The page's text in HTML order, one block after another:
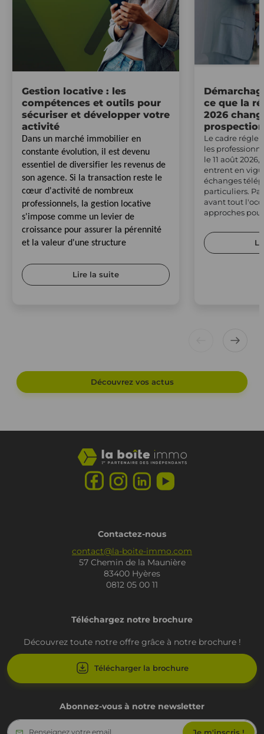
Gestion locative : les
compétences et outils pour
sécuriser et développer votre
activité
Dans un marché immobilier en
constante évolution, il est devenu
essentiel de diversifier les revenus de
son agence. Si la transaction reste le
cœur d'activité de nombreux
professionnels, la gestion locative
s'impose comme un levier de
croissance pour assurer la pérennité
et la valeur d'une structure
Lire la suite
ce que la
2026
prospection
Le cadre
les
le 11 août
entrent en
échanges
particuliers.
avant tout
approches
Découvrez vos actus
Contactez-nous
contact@la-boite-immo.com
57 Chemin de la Maunière
83400 Hyères
0812 05 00 11
Téléchargez notre brochure
Découvrez toute notre offre grâce à notre brochure !
Télécharger la brochure
Abonnez-vous à notre newsletter